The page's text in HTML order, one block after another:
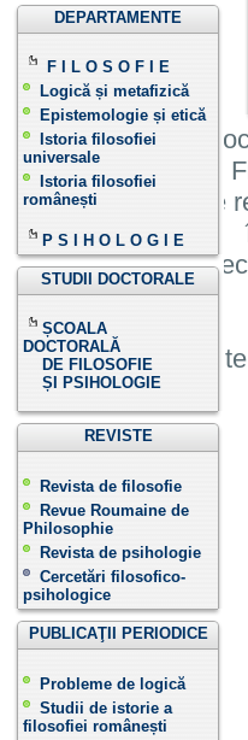
DEPARTAMENTE
F I L O S O F I E
Logică și metafizică
Epistemologie și etică
Istoria filosofiei
universale
Istoria filosofiei
românești
P S I H O L O G I E
STUDII DOCTORALE
ȘCOALA
DOCTORALĂ
DE FILOSOFIE
ȘI PSIHOLOGIE
REVISTE
Revista de filosofie
Revue Roumaine de
Philosophie
Revista de psihologie
Cercetări filosofico-
psihologice
PUBLICAŢII PERIODICE
Probleme de logică
Studii de istorie a
filosofiei românești
Informatiile,
Institutului de
cu toate drepturile
cu condiția